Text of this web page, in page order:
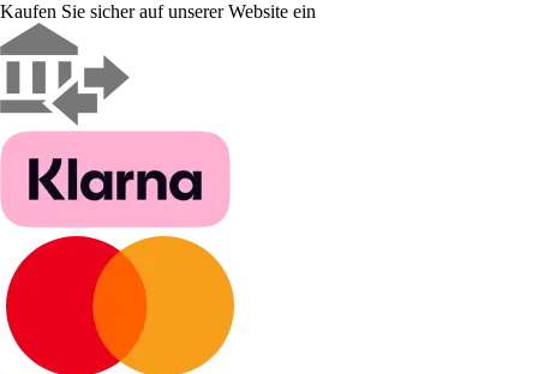
Kaufen Sie sicher auf unserer Website ein